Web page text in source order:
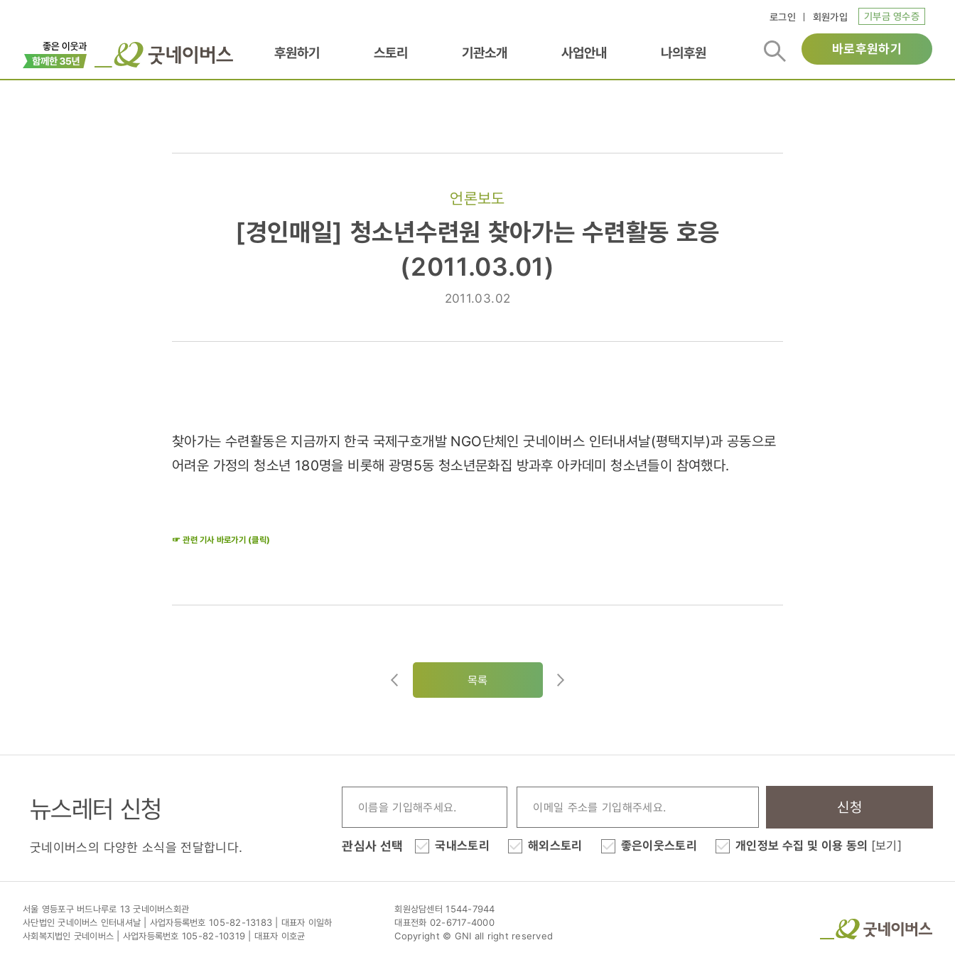
로그인 회원가입 기부금 영수증
후원하기 스토리 기관소개 사업안내 나의후원 바로후원하기
언론보도
[경인매일]
수련활동
[경인매일] 청소년수련원 찾아가는 수련활동 호응
(2011.03.01)
2011.03.02
찾아가는 수련활동은 지금까지 한국 국제구호개발 NGO단체인 굿네이버스 인터내셔날(평택지부)과 공동으로
어려운 가정의 청소년 180명을 비롯해 광명5동 청소년문화집 방과후 아카데미 청소년들이 참여했다.
☞ 관련 기사 바로가기 (클릭)
목록
뉴스레터 신청
굿네이버스의 다양한 소식을 전달합니다.
신청
관심사 선택 국내스토리 해외스토리 좋은이웃스토리 개인정보 수집 및 이용 동의 [보기]
서울 영등포구 버드나루로 13 굿네이버스회관
사단법인 굿네이버스 인터내셔날 | 사업자등록번호 105-82-13183 | 대표자 이일하
사회복지법인 굿네이버스 | 사업자등록번호 105-82-10319 | 대표자 이호균
회원상담센터 1544-7944
대표전화 02-6717-4000
Copyright © GNI all right reserved